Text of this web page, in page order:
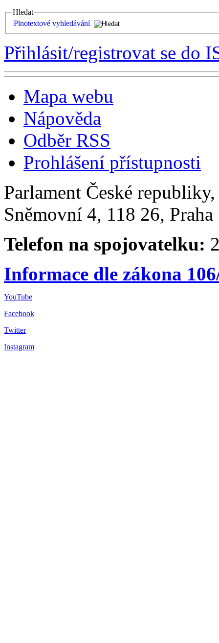
Hledat
Plnotextové vyhledávání
Přihlásit/registrovat se do
Mapa webu
Nápověda
Odběr RSS
Prohlášení přístupnosti
Parlament České
Sněmovní 4, 118 26,
Telefon na spojovatelku:
Informace dle zákona
YouTube
Facebook
Twitter
Instagram